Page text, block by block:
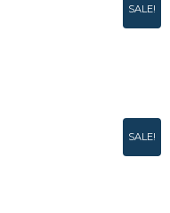
SALE!
SALE!